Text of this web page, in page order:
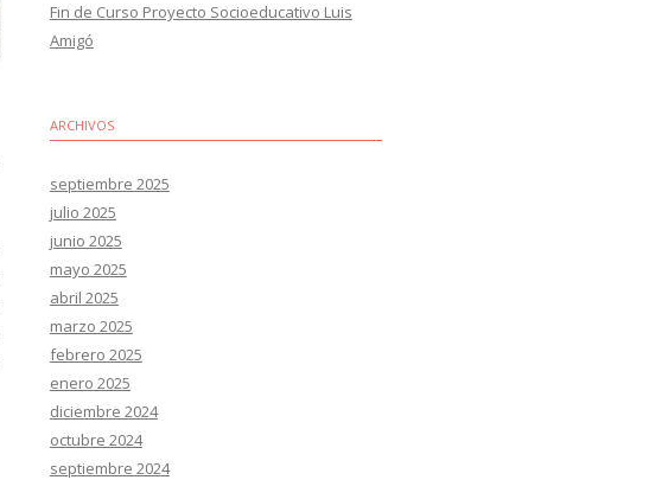
Fin de Curso Proyecto Socioeducativo Luis
Amigó
ARCHIVOS
septiembre 2025
julio 2025
junio 2025
mayo 2025
abril 2025
marzo 2025
febrero 2025
enero 2025
diciembre 2024
octubre 2024
septiembre 2024